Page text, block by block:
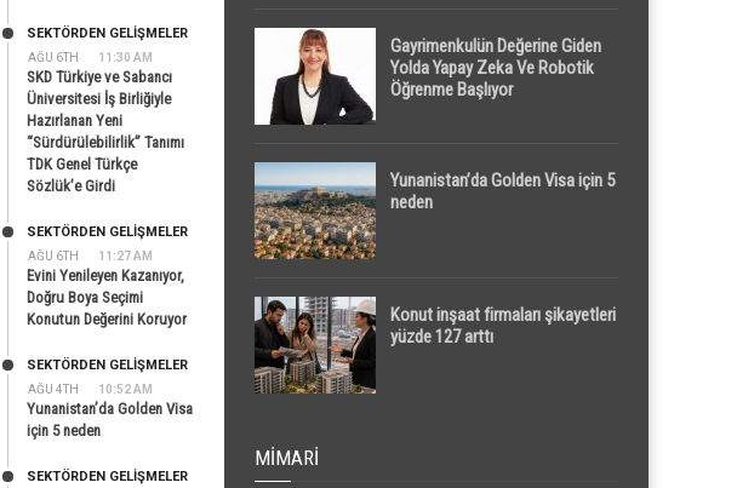
AĞU 6TH 11:30 AM
SEKTÖRDEN GELIŞMELER
SKD Türkiye ve Sabancı
Üniversitesi İş Birliğiyle
Hazırlanan Yeni
“Sürdürülebilirlik” Tanımı
TDK Genel Türkçe
Sözlük’e Girdi
AĞU 6TH 11:27 AM
SEKTÖRDEN GELIŞMELER
Evini Yenileyen Kazanıyor,
Doğru Boya Seçimi
Konutun Değerini Koruyor
AĞU 4TH 10:52 AM
SEKTÖRDEN GELIŞMELER
Yunanistan’da Golden Visa
için 5 neden
SEKTÖRDEN GELIŞMELER
Gayrimenkulün Değerine Giden
Yolda Yapay Zeka Ve Robotik
Öğrenme Başlıyor
Yunanistan’da Golden Visa için 5
neden
Konut inşaat firmaları şikayetleri
yüzde 127 arttı
MIMARI